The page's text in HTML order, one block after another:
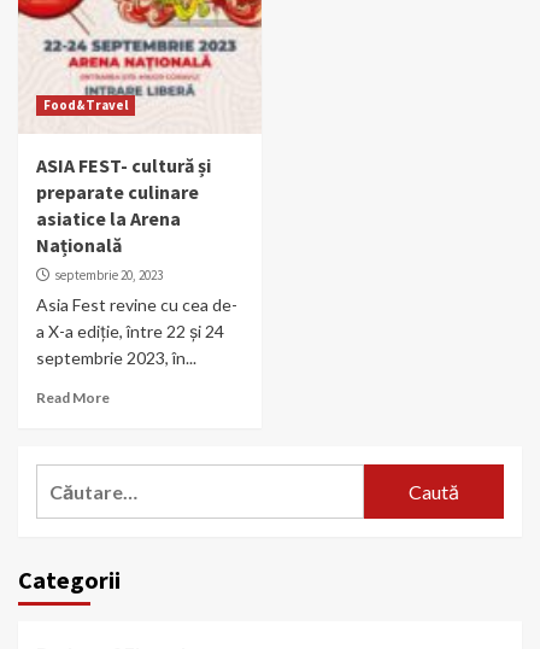
Food&Travel
ASIA FEST- cultură și
preparate culinare
asiatice la Arena
Națională
septembrie 20, 2023
Asia Fest revine cu cea de-
a X-a ediție, între 22 și 24
septembrie 2023, în...
Read More
Categorii